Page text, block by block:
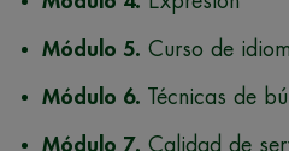
Módulo 5. Curso de
Módulo 6. Técnicas de
Módulo 7. Calidad de